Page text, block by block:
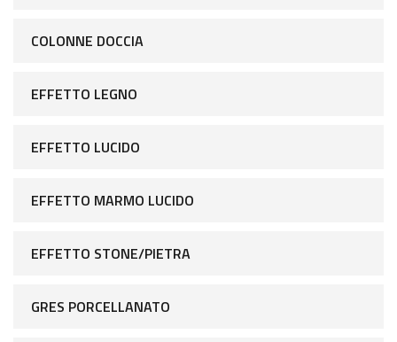
COLONNE DOCCIA
EFFETTO LEGNO
EFFETTO LUCIDO
EFFETTO MARMO LUCIDO
EFFETTO STONE/PIETRA
GRES PORCELLANATO